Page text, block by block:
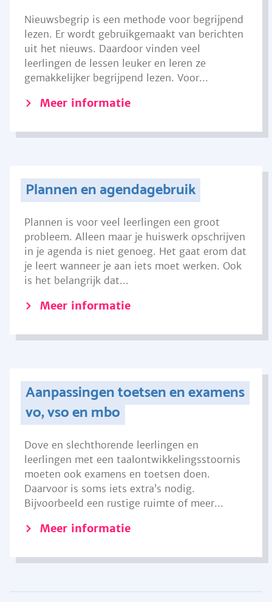
Nieuwsbegrip is een methode voor begrijpend
lezen. Er wordt gebruikgemaakt van berichten
uit het nieuws. Daardoor vinden veel
leerlingen de lessen leuker en leren ze
gemakkelijker begrijpend lezen. Voor...
Meer informatie
Plannen en agendagebruik
Plannen is voor veel leerlingen een groot
probleem. Alleen maar je huiswerk opschrijven
in je agenda is niet genoeg. Het gaat erom dat
je leert wanneer je aan iets moet werken. Ook
is het belangrijk dat...
Meer informatie
Aanpassingen toetsen en examens
vo, vso en mbo
Dove en slechthorende leerlingen en
leerlingen met een taalontwikkelingsstoornis
moeten ook examens en toetsen doen.
Daarvoor is soms iets extra’s nodig.
Bijvoorbeeld een rustige ruimte of meer...
Meer informatie